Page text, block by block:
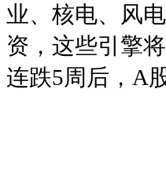
业、核电、风
资，这些引擎
连跌5周后，A